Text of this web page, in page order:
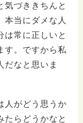
気づききちんと
本当にダメな人
は常に正しいと
す。ですから私
だなと思いま
人がどう思うか
たらどうかなと